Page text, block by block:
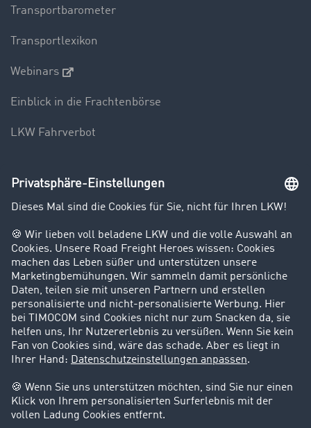
Transportbarometer
Transportlexikon
Webinars
Einblick in die Frachtenbörse
LKW Fahrverbot
Unternehmen
Kunden werben Kunden
Success Stories
Karriere
Support
Kontakt
Rechtliches
Impressum